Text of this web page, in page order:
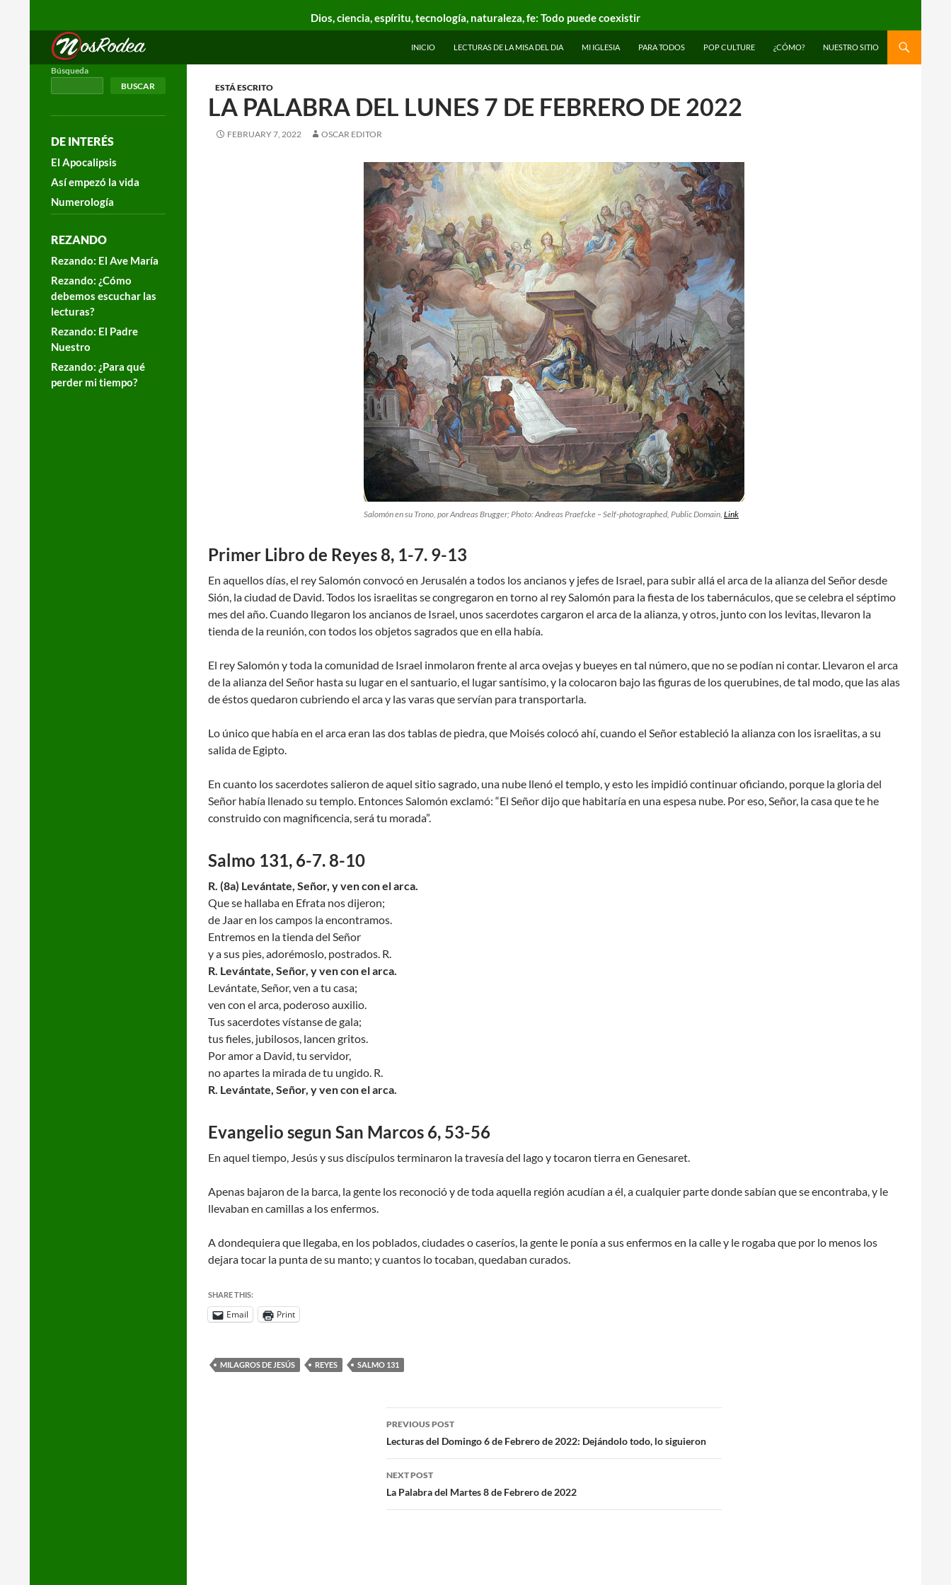
Dios, ciencia, espíritu, tecnología, naturaleza, fe: Todo puede coexistir
Nos Rodea
Search
INICIO LECTURAS DE LA MISA DEL DIA MI IGLESIA PARA TODOS POP CULTURE ¿CÓMO? NUESTRO SITIO
ESTÁ ESCRITO
LA PALABRA DEL LUNES 7 DE FEBRERO DE 2022
FEBRUARY 7, 2022 OSCAR EDITOR
Salomón en su Trono, por Andreas Brugger; Photo: Andreas Praefcke –Self-photographed, Public Domain, Link
Primer Libro de Reyes 8, 1-7. 9-13
En aquellos días, el rey Salomón convocó en Jerusalén a todos los ancianos y jefes de Israel, para subir allá el arca de la alianza del Señor desde
Sión, la ciudad de David. Todos los israelitas se congregaron en torno al rey Salomón para la fiesta de los tabernáculos, que se celebra el séptimo
mes del año. Cuando llegaron los ancianos de Israel, unos sacerdotes cargaron el arca de la alianza, y otros, junto con los levitas, llevaron la
tienda de la reunión, con todos los objetos sagrados que en ella había.
El rey Salomón y toda la comunidad de Israel inmolaron frente al arca ovejas y bueyes en tal número, que no se podían ni contar. Llevaron el arca
de la alianza del Señor hasta su lugar en el santuario, el lugar santísimo, y la colocaron bajo las figuras de los querubines, de tal modo, que las alas
de éstos quedaron cubriendo el arca y las varas que servían para transportarla.
Lo único que había en el arca eran las dos tablas de piedra, que Moisés colocó ahí, cuando el Señor estableció la alianza con los israelitas, a su
salida de Egipto.
En cuanto los sacerdotes salieron de aquel sitio sagrado, una nube llenó el templo, y esto les impidió continuar oficiando, porque la gloria del
Señor había llenado su templo. Entonces Salomón exclamó: “El Señor dijo que habitaría en una espesa nube. Por eso, Señor, la casa que te he
construido con magnificencia, será tu morada”.
Salmo 131, 6-7. 8-10
R. (8a) Levántate, Señor, y ven con el arca.
Que se hallaba en Efrata nos dijeron;
de Jaar en los campos la encontramos.
Entremos en la tienda del Señor
y a sus pies, adorémoslo, postrados. R.
R. Levántate, Señor, y ven con el arca.
Levántate, Señor, ven a tu casa;
ven con el arca, poderoso auxilio.
Tus sacerdotes vístanse de gala;
tus fieles, jubilosos, lancen gritos.
Por amor a David, tu servidor,
no apartes la mirada de tu ungido. R.
R. Levántate, Señor, y ven con el arca.
Evangelio segun San Marcos 6, 53-56
En aquel tiempo, Jesús y sus discípulos terminaron la travesía del lago y tocaron tierra en Genesaret.
Apenas bajaron de la barca, la gente los reconoció y de toda aquella región acudían a él, a cualquier parte donde sabían que se encontraba, y le
llevaban en camillas a los enfermos.
A dondequiera que llegaba, en los poblados, ciudades o caseríos, la gente le ponía a sus enfermos en la calle y le rogaba que por lo menos los
dejara tocar la punta de su manto; y cuantos lo tocaban, quedaban curados.
SHARE THIS:
Email Print
MILAGROS DE JESÚS REYES SALMO 131
PREVIOUS POST
Lecturas del Domingo 6 de Febrero de 2022: Dejándolo todo, lo siguieron
NEXT POST
La Palabra del Martes 8 de Febrero de 2022
Búsqueda
BUSCAR
DE INTERÉS
El Apocalipsis
Así empezó la vida
Numerología
REZANDO
Rezando: El Ave María
Rezando: ¿Cómo
debemos escuchar las
lecturas?
Rezando: El Padre
Nuestro
Rezando: ¿Para qué
perder mi tiempo?